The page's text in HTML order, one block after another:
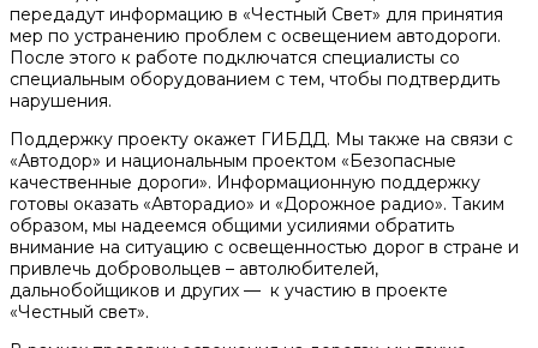
передадут информацию в «Честный Свет» для принятия
мер по устранению проблем с освещением автодороги.
После этого к работе подключатся специалисты со
специальным оборудованием с тем, чтобы подтвердить
нарушения.
Поддержку проекту окажет ГИБДД. Мы также на связи с
«Автодор» и национальным проектом «Безопасные
качественные дороги». Информационную поддержку
готовы оказать «Авторадио» и «Дорожное радио». Таким
образом, мы надеемся общими усилиями обратить
внимание на ситуацию с освещенностью дорог в стране и
привлечь добровольцев – автолюбителей,
дальнобойщиков и других — к участию в проекте
«Честный свет».